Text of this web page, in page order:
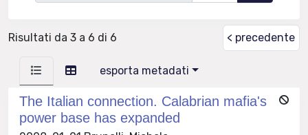
Risultati da 3 a 6 di 6 < precedente
esporta metadati
The Italian connection. Calabrian mafia's
power base has expanded